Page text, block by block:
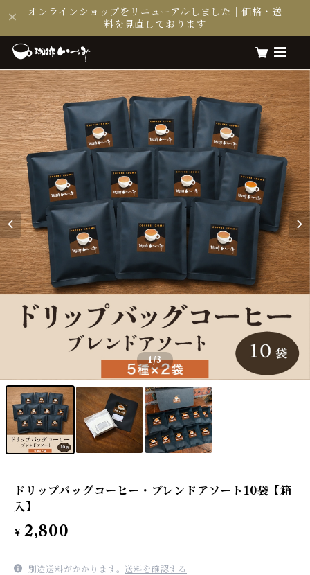
オンラインショップをリニューアルしました｜価格・送
料を見直しております
1/3
ドリップバッグコーヒー・ブレンドアソート10袋【箱
入】
¥ 2,800
別途送料がかかります。送料を確認する